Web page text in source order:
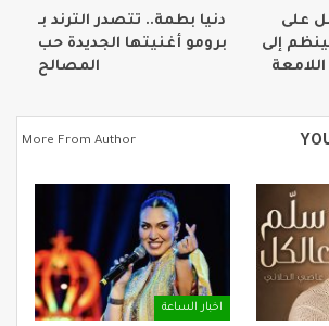
على
إلى
دنيا بطمة.. تتصدر الترند بـ
برومو أغنيتها الجديدة حب
المصالح
More From Author
اخبار الساعة